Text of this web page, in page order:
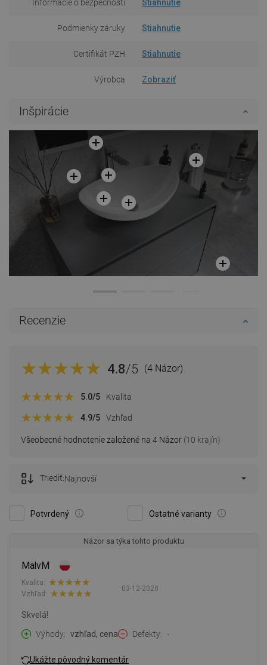
Informácie o bezpečnosti Stiahnutie
Podmienky záruky Stiahnutie
Certifikát PZH Stiahnutie
Výrobca Zobraziť
Inšpirácie
Recenzie
4.8/5 (4 Názor)
Všeobecné hodnotenie založené na 4 Názor (10 krajín)
5.0/5 Kvalita
4.9/5 Vzhľad
Potvrdený Ostatné varianty
Triediť:Najnovší
Názor sa týka tohto produktu
MalvM
03-12-2020
Kvalita:
Vzhľad:
Skvelá!
Výhody
vzhľad, cena Defekty -
Ukážte pôvodný komentár